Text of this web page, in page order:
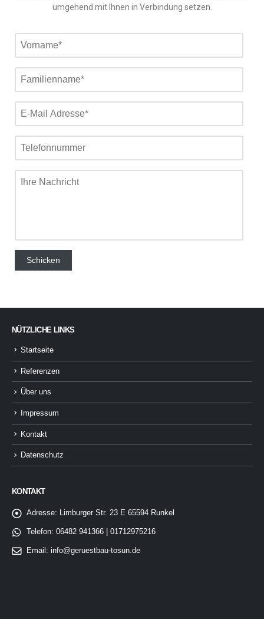
umgehend mit Ihnen in Verbindung setzen.
NÜTZLICHE LINKS
Startseite
Referenzen
Über uns
Impressum
Kontakt
Datenschutz
KONTAKT
Adresse: Limburger Str. 23 E 65594 Runkel
Telefon: 06482 941366 | 01712975216
Email: info@geruestbau-tosun.de